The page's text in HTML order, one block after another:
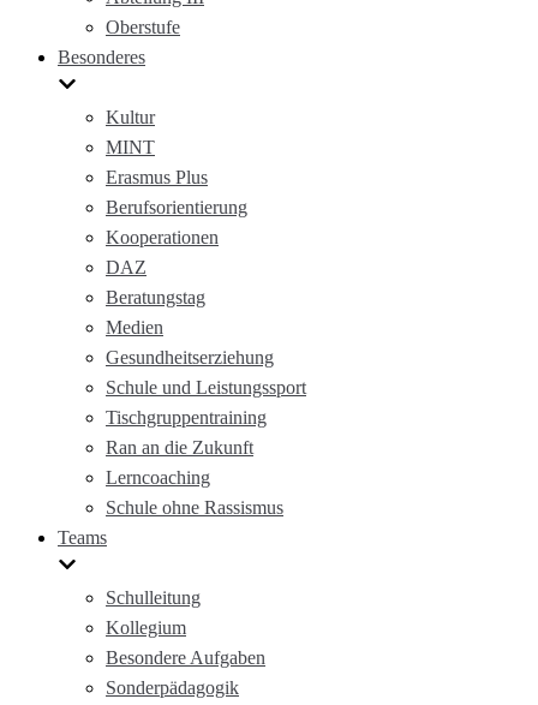
Oberstufe
Besonderes
Kultur
MINT
Erasmus Plus
Berufsorientierung
Kooperationen
DAZ
Beratungstag
Medien
Gesundheitserziehung
Schule und Leistungssport
Tischgruppentraining
Ran an die Zukunft
Lerncoaching
Schule ohne Rassismus
Teams
Schulleitung
Kollegium
Besondere Aufgaben
Sonderpädagogik